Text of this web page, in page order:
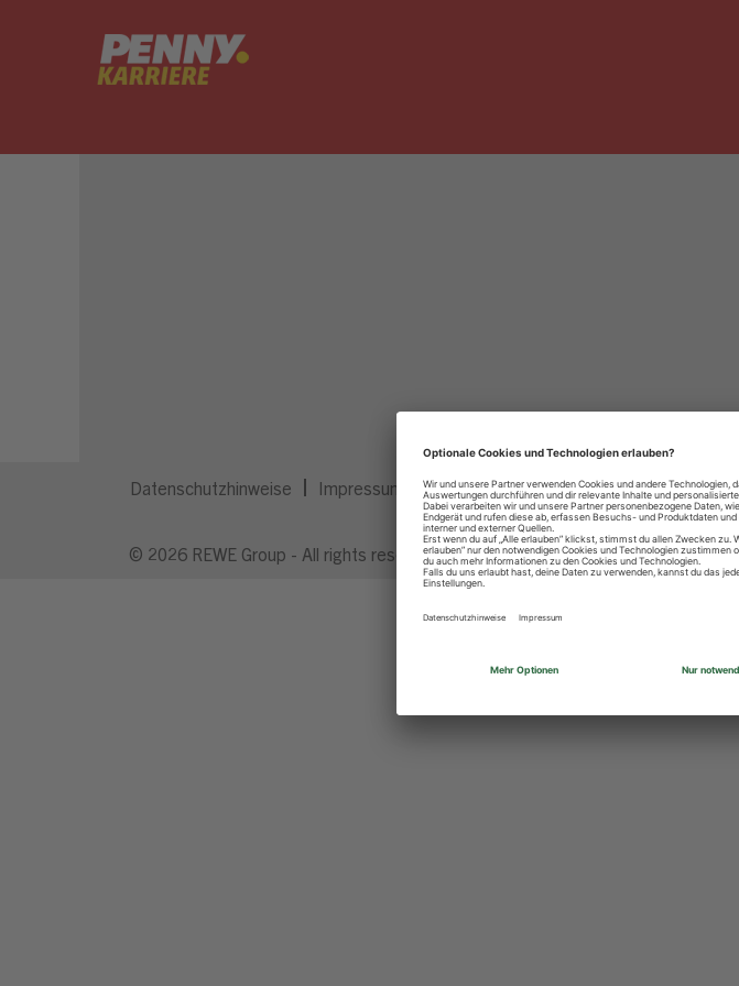
Datenschutzhinweise Impressum Privatsphäre-Einstellungen
© 2026 REWE Group - All rights reserved